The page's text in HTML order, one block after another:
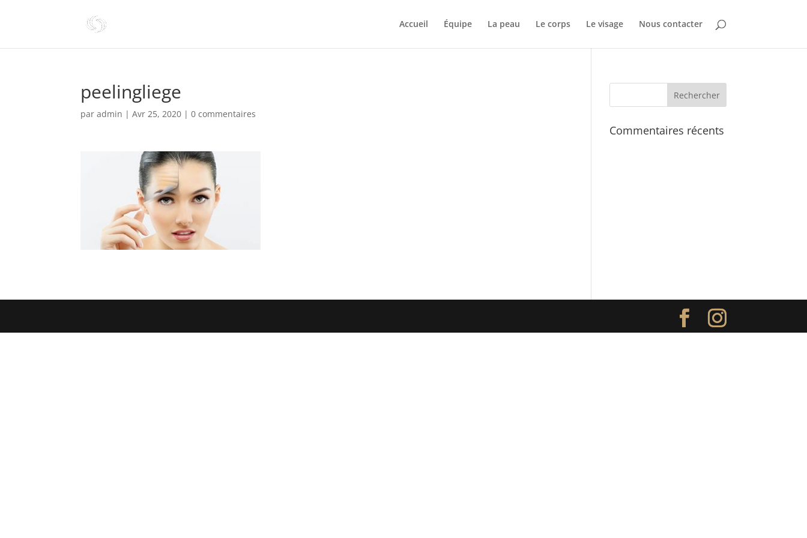
Accueil Équipe La peau Le corps Le visage Nous contacter
peelingliege
paradmin |Avr 25, 2020 |0 commentaires
Commentaires récents